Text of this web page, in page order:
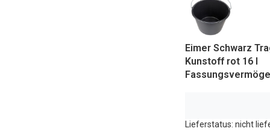
Eimer Schwarz
Kunstoff rot 16 l
Lieferstatus: nicht